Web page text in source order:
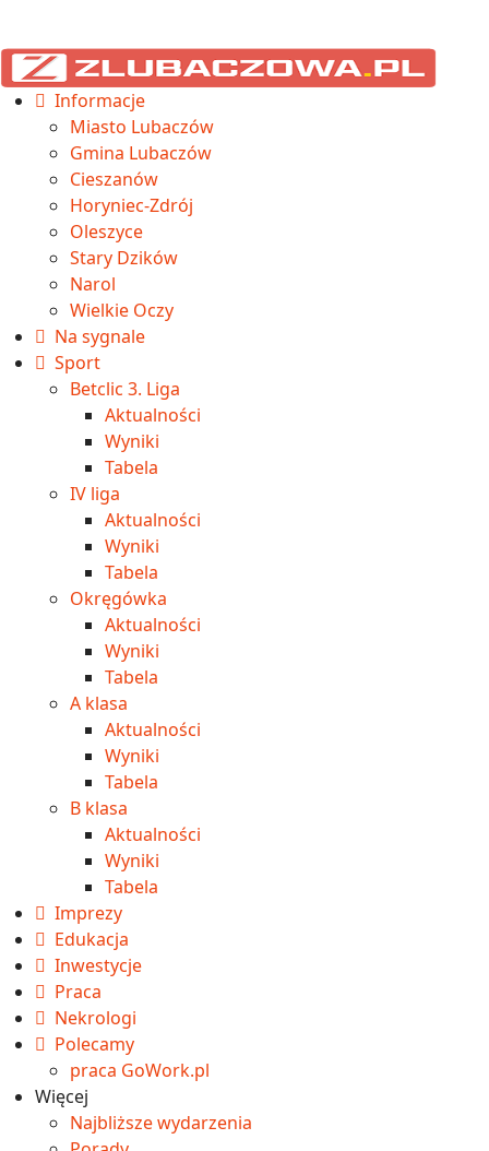
Informacje
Miasto Lubaczów
Gmina Lubaczów
Cieszanów
Horyniec-Zdrój
Oleszyce
Stary Dzików
Narol
Wielkie Oczy
Na sygnale
Sport
Betclic 3. Liga
Aktualności
Wyniki
Tabela
IV liga
Aktualności
Wyniki
Tabela
Okręgówka
Aktualności
Wyniki
Tabela
A klasa
Aktualności
Wyniki
Tabela
B klasa
Aktualności
Wyniki
Tabela
Imprezy
Edukacja
Inwestycje
Praca
Nekrologi
Polecamy
praca GoWork.pl
Więcej
Najbliższe wydarzenia